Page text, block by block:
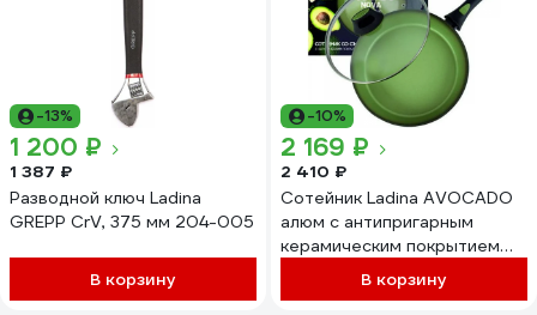
-13%
1 200 ₽
1 387 ₽
Разводной ключ Ladina
GREPP CrV, 375 мм 204-005
В корзину
-10%
2 169 ₽
2 410 ₽
Сотейник Ladina AVOCADO
алюм с антипригарным
керамическим покрытием
диаметр 26 см 2.8 л со
съёмной ручкой 72026
В корзину